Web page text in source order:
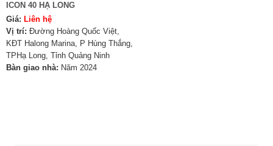
ICON 40 HẠ LONG
Giá: Liên hệ
Vị trí: Đường Hoàng Quốc Việt,
KĐT Halong Marina, P Hùng Thắng,
TPHạ Long, Tỉnh Quảng Ninh
Bàn giao nhà: Năm 2024